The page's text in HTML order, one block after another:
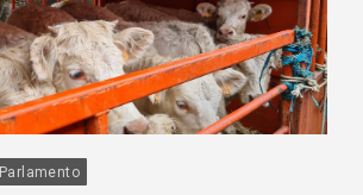
Parlamento